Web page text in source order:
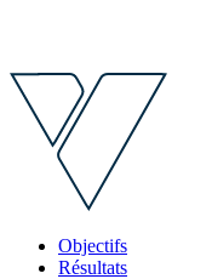
Objectifs
Résultats